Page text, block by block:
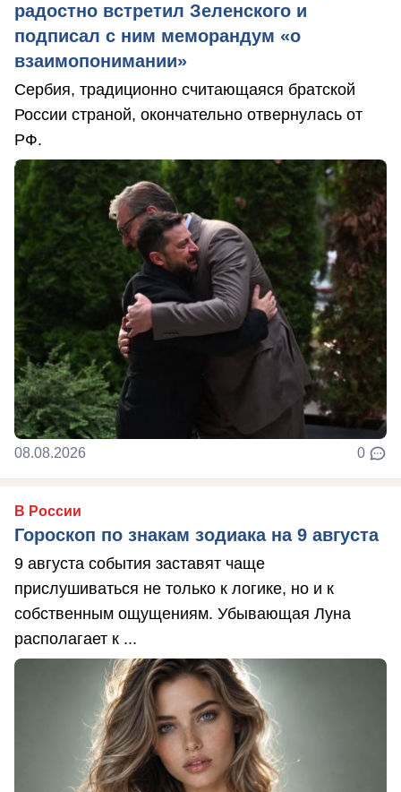
радостно встретил Зеленского и
подписал с ним меморандум «о
взаимопонимании»
Сербия, традиционно считающаяся братской
России страной, окончательно отвернулась от
РФ.
08.08.2026 0
В России
Гороскоп по знакам зодиака на 9 августа
9 августа события заставят чаще
прислушиваться не только к логике, но и к
собственным ощущениям. Убывающая Луна
располагает к ...